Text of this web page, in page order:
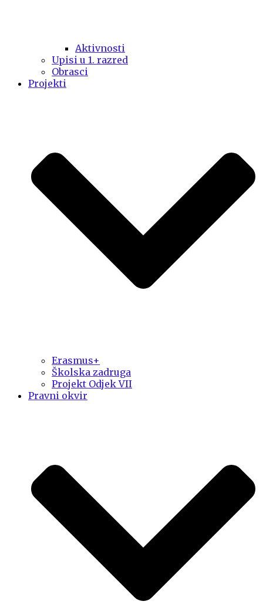
Aktivnosti
Upisi u 1. razred
Obrasci
Projekti
Erasmus+
Školska zadruga
Projekt Odjek VII
Pravni okvir